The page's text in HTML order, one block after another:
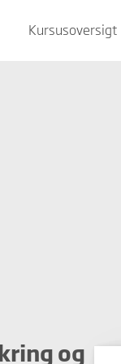
Kursusoversigt
og